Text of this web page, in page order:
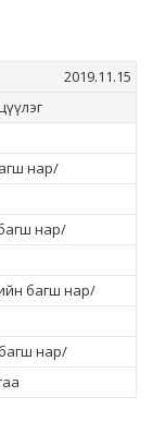
2019.11.15
нар/
нар/
багш нар/
нар/